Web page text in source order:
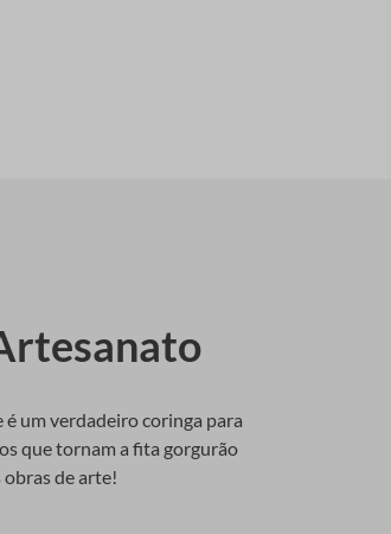
um verdadeiro coringa para
que tornam a fita gorgurão
de arte!